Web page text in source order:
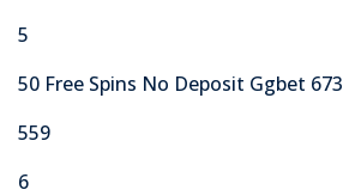
5
50 Free Spins No Deposit Ggbet 673
559
6